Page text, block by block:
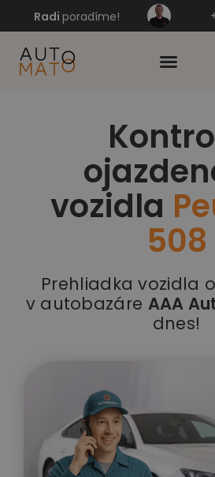
Radi poradíme!
vozidla
508
Prehliadka vozidla
v autobazáre AAA
dnes!